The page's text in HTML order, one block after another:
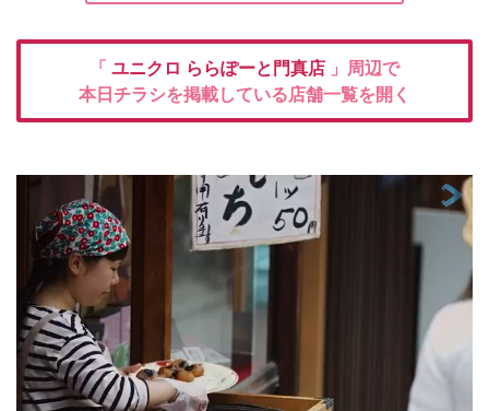
「 ユニクロ ららぽーと門真店 」周辺で
本日チラシを掲載している店舗一覧を開く